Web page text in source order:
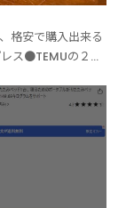
格安で購入出来る
ス●TEMUの２つ
、凄く良かった物
ら...